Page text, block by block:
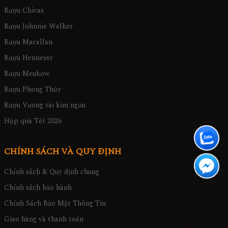
Rượu Chivas
Rượu Johnnie Walker
Rượu Macallan
Rượu Hennessy
Rượu Meukow
Rượu Phong Thủy
Rượu Vương tài kim ngưu
Hộp quà Tết 2026
CHÍNH SÁCH VÀ QUY ĐỊNH
Chính sách & Quy định chung
Chính sách bảo hành
Chính Sách Bảo Mật Thông Tin
Giao hàng và thanh toán